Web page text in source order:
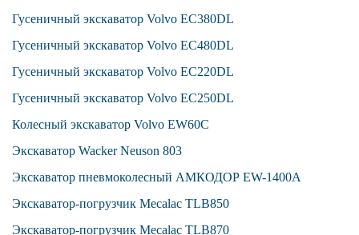
Гусеничный экскаватор Volvo EC380DL
Гусеничный экскаватор Volvo EC480DL
Гусеничный экскаватор Volvo ЕС220DL
Гусеничный экскаватор Volvo ЕС250DL
Колесный экскаватор Volvo EW60C
Экскаватор Wacker Neuson 803
Экскаватор пневмоколесный АМКОДОР EW-1400А
Экскаватор-погрузчик Mecalac TLB850
Экскаватор-погрузчик Mecalac TLB870